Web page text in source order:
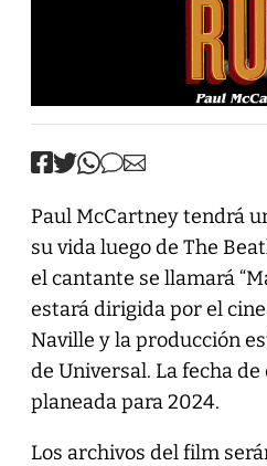
Paul McCartney tendrá
su vida luego de The
el cantante se llamará
estará dirigida por el
Naville y la producción
de Universal. La fecha
planeada para 2024.
Los archivos del film